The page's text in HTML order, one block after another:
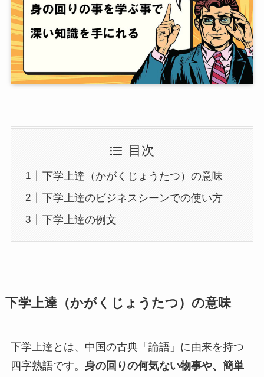
目次
下学上達（かがくじょうたつ）の意味
下学上達のビジネスシーンでの使い方
下学上達の例文
下学上達（かがくじょうたつ）の意味
下学上達とは、中国の古典「論語」に由来を持つ
四字熟語です。 身の回りの何気ない物事や、簡単